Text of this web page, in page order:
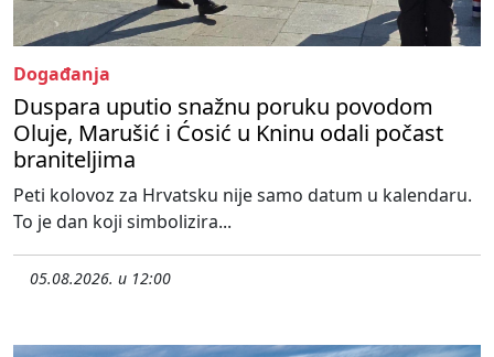
Događanja
Duspara uputio snažnu poruku povodom
Oluje, Marušić i Ćosić u Kninu odali počast
braniteljima
Peti kolovoz za Hrvatsku nije samo datum u kalendaru.
To je dan koji simbolizira...
05.08.2026. u 12:00